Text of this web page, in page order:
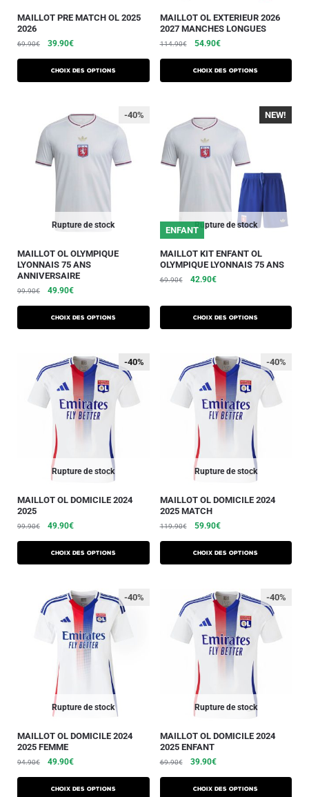
MAILLOT PRE MATCH OL 2025
2026
69.90€ 39.90€
Choix des options
MAILLOT OL EXTERIEUR 2026
2027 MANCHES LONGUES
114.90€ 54.90€
Choix des options
Rupture de stock
-40%
MAILLOT OL OLYMPIQUE
LYONNAIS 75 ANS
ANNIVERSAIRE
99.90€ 49.90€
Choix des options
Rupture de stock
ENFANT
NEW!
MAILLOT KIT ENFANT OL
OLYMPIQUE LYONNAIS 75 ANS
69.90€ 42.90€
Choix des options
Rupture de stock
-40%
-40%
MAILLOT OL DOMICILE 2024
2025
99.90€ 49.90€
Choix des options
Rupture de stock
-40%
MAILLOT OL DOMICILE 2024
2025 MATCH
119.90€ 59.90€
Choix des options
Rupture de stock
-40%
MAILLOT OL DOMICILE 2024
2025 FEMME
94.90€ 49.90€
Choix des options
Rupture de stock
-40%
MAILLOT OL DOMICILE 2024
2025 ENFANT
69.90€ 39.90€
Choix des options